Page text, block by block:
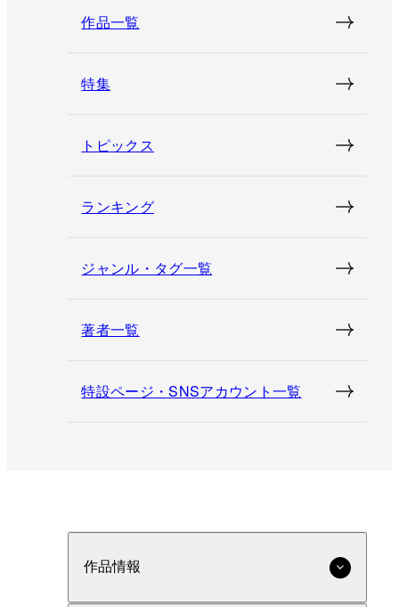
作品一覧
特集
トピックス
ランキング
ジャンル・タグ一覧
著者一覧
特設ページ・SNSアカウント一覧
作品情報